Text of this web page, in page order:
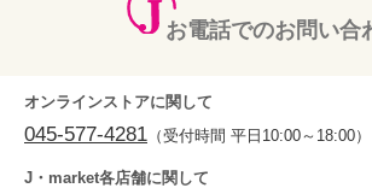
お電話でのお問い合
オンラインストアに関して
045-577-4281 （受付時間 平日10:00～18:00）
J・market各店舗に関して